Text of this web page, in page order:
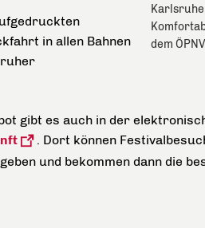
dem
in allen Bahnen
gibt es auch in der
. Dort können
und bekommen dann die